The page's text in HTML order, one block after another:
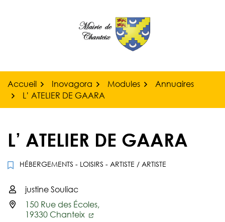
Accueil Inovagora Modules
Annuaires
L’ ATELIER DE GAARA
L’ ATELIER DE GAARA
HÉBERGEMENTS - LOISIRS - ARTISTE / ARTISTE
Infos utiles
justine Souliac
150 Rue des Écoles,
19330 Chanteix